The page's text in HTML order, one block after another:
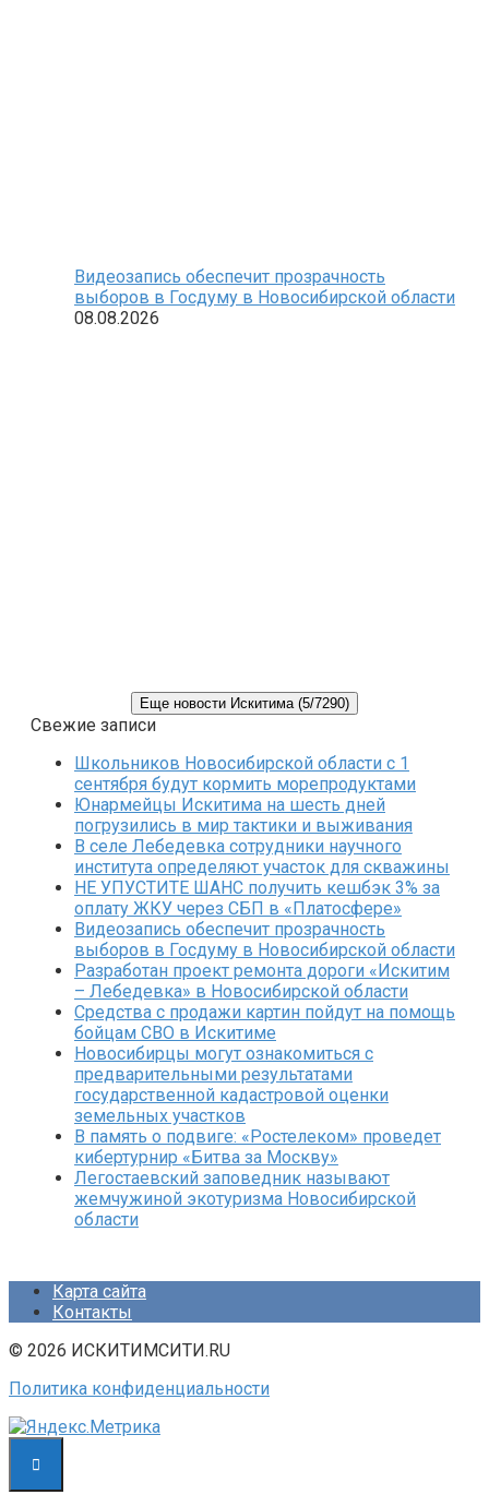
Видеозапись обеспечит прозрачность
выборов в Госдуму в Новосибирской области
08.08.2026
Еще новости Искитима (5/7290)
Свежие записи
Школьников Новосибирской области с 1
сентября будут кормить морепродуктами
Юнармейцы Искитима на шесть дней
погрузились в мир тактики и выживания
В селе Лебедевка сотрудники научного
института определяют участок для скважины
НЕ УПУСТИТЕ ШАНС получить кешбэк 3% за
оплату ЖКУ через СБП в «Платосфере»
Видеозапись обеспечит прозрачность
выборов в Госдуму в Новосибирской области
Разработан проект ремонта дороги «Искитим
– Лебедевка» в Новосибирской области
Средства с продажи картин пойдут на помощь
бойцам СВО в Искитиме
Новосибирцы могут ознакомиться с
предварительными результатами
государственной кадастровой оценки
земельных участков
В память о подвиге: «Ростелеком» проведет
кибертурнир «Битва за Москву»
Легостаевский заповедник называют
жемчужиной экотуризма Новосибирской
области
Карта сайта
Контакты
© 2026 ИСКИТИМСИТИ.RU
Политика конфиденциальности